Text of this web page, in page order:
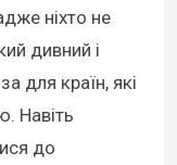
ніхто не
дивний і
для країн, які
Навіть
до